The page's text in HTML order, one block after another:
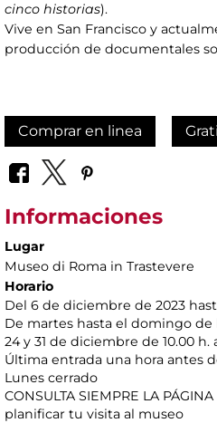
cinco historias).
Vive en San Francisco y
producción de documentales
Comprar en linea
Informaciones
Lugar
Museo di Roma in Trastevere
Horario
Del 6 de diciembre de 2023
De martes hasta el domingo de
24 y 31 de diciembre de 10.00 h.
Última entrada una hora antes
Lunes cerrado
CONSULTA SIEMPRE LA PÁGINA
planificar tu visita al museo